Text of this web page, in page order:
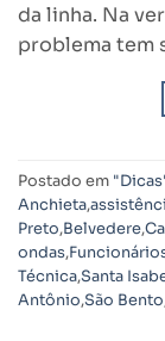
da linha. Na
problema tem
Postado em
Anchieta,
Preto,Belvedere,
ondas,
Técnica,Santa
Antônio,São Bento